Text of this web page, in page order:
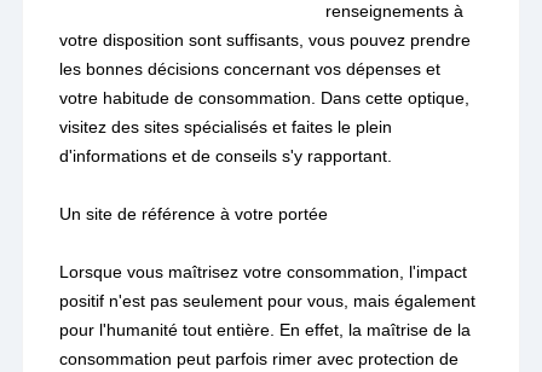
renseignements à
votre disposition sont suffisants, vous pouvez prendre
les bonnes décisions concernant vos dépenses et
votre habitude de consommation. Dans cette optique,
visitez des sites spécialisés et faites le plein
d'informations et de conseils s'y rapportant.
Un site de référence à votre portée
Lorsque vous maîtrisez votre consommation, l'impact
positif n'est pas seulement pour vous, mais également
pour l'humanité tout entière. En effet, la maîtrise de la
consommation peut parfois rimer avec protection de